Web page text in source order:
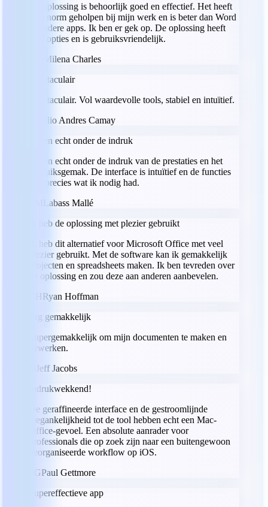
De oplossing is behoorlijk goed en effectief. Het heeft
me enorm geholpen bij mijn werk en is beter dan Word
of andere apps. Ik ben er gek op. De oplossing heeft
veel opties en is gebruiksvriendelijk.
Milena Charles
Spectaculair
Spectaculair. Vol waardevolle tools, stabiel en intuïtief.
Julio Andres Camay
Ik ben echt onder de indruk
Ik ben echt onder de indruk van de prestaties en het
gebruiksgemak. De interface is intuïtief en de functies
zijn precies wat ik nodig had.
Labass Mallé
Ik heb de oplossing met plezier gebruikt
Ik heb dit alternatief voor Microsoft Office met veel
plezier gebruikt. Met de software kan ik gemakkelijk
projecten en spreadsheets maken. Ik ben tevreden over
de oplossing en zou deze aan anderen aanbevelen.
RHRyan Hoffman
Erg gemakkelijk
Supergemakkelijk om mijn documenten te maken en
bewerken.
Jeff Jacobs
Indrukwekkend!
De geraffineerde interface en de gestroomlijnde
toegankelijkheid tot de tool hebben echt een Mac-
Office-gevoel. Een absolute aanrader voor
professionals die op zoek zijn naar een buitengewoon
georganiseerde workflow op iOS.
PGPaul Gettmore
Supereffectieve app